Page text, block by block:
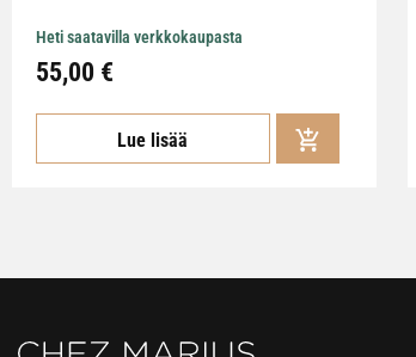
Heti saatavilla verkkokaupasta
55,00 €
Lue lisää